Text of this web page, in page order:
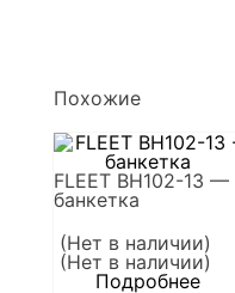
Похожие
FLEET BH102-13 —
банкетка
(Нет в наличии)
(Нет в наличии)
Подробнее